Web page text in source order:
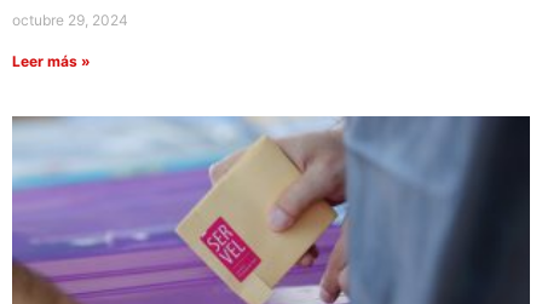
octubre 29, 2024
Leer más »